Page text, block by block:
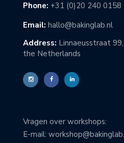
Phone: +31 (0)20 240 0158
Email: hallo@bakinglab.nl
Address: Linnaeusstraat
the Netherlands
Vragen over workshops:
E-mail: